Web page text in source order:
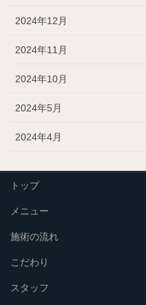
2024年12月
2024年11月
2024年10月
2024年5月
2024年4月
トップ
メニュー
施術の流れ
こだわり
スタッフ